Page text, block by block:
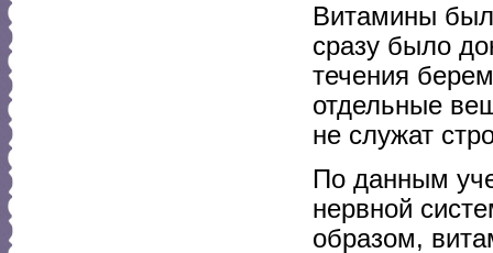
Витамины
сразу было
течения
отдельные
не служат
По данным
нервной
образом,